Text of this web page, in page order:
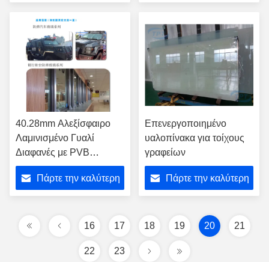
40.28mm Αλεξίσφαιρο
Λαμινισμένο Γυαλί
Διαφανές με PVB
Interlayer
Πάρτε την καλύτερη
Επενεργοποιημένο
υαλοπίνακα για τοίχους
γραφείων
Πάρτε την καλύτερη
16 17 18 19 20 21
22 23